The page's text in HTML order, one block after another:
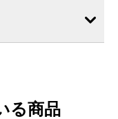
る商品